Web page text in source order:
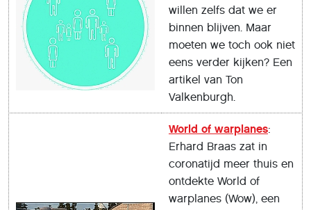
willen zelfs dat we er
binnen blijven. Maar
moeten we toch ook niet
eens verder kijken? Een
artikel van Ton
Valkenburgh.
World of warplanes:
Erhard Braas zat in
coronatijd meer thuis en
ontdekte World of
warplanes (Wow), een